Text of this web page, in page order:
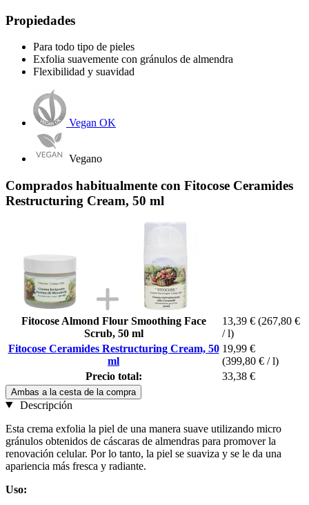
Propiedades
Para todo tipo de pieles
Exfolia suavemente con gránulos de almendra
Flexibilidad y suavidad
Vegan OK
Vegano
Comprados habitualmente con Fitocose Ceramides
Restructuring Cream, 50 ml
Fitocose Almond Flour Smoothing Face
Scrub, 50 ml
13,39 € (267,80 €
/ l)
Fitocose Ceramides Restructuring Cream, 50
ml
19,99 €
(399,80 € / l)
Precio total:
33,38 €
Ambas a la cesta de la compra
Descripción
Esta crema exfolia la piel de una manera suave utilizando micro
gránulos obtenidos de cáscaras de almendras para promover la
renovación celular. Por lo tanto, la piel se suaviza y se le da una
apariencia más fresca y radiante.
Uso: